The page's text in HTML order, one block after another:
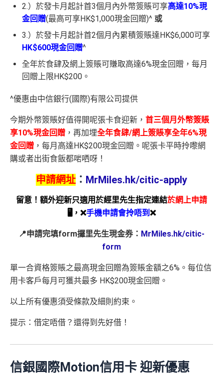
2.）於發卡月起計首3個月內外幣簽賬可享高達10%現
金回贈(最高可享HK$1,000現金回贈)^ 或
3.）於發卡月起計首2個月內累積簽賬達HK$6,000可享
HK$600現金回贈^
全年於食肆及網上簽賬可賺取高達6%現金回贈，每月
回贈上限HK$200。
^優惠由中信銀行(國際)有限公司提供
今期外幣簽賬好值得開呢張卡食迎新， 首三個月外幣簽賬
享10%現金回贈 ，再加埋全年食肆/網上簽賬享全年6%現
金回贈 ，每月高達HK$200現金回贈。呢張卡平時拎嚟網
購或者出街食飯都啱哂呀！
申請網址 ： MrMiles.hk/citic-apply
留意！額外迎新只適用於經里先生指定連結於網上申請
🖥，❌手機申請會拎唔到 ❌
📍申請完填form攞里先生現金券： MrMiles.hk/citic-
form
單一合資格簽賬之最高現金回贈為簽賬金額之6%。每位信
用卡客戶每月可獲共最多 HK$200現金回贈。
以上所有優惠須受條款及細則約束。
提示：借定唔借？還得到先好借！
信銀國際Motion信用卡 迎新優惠